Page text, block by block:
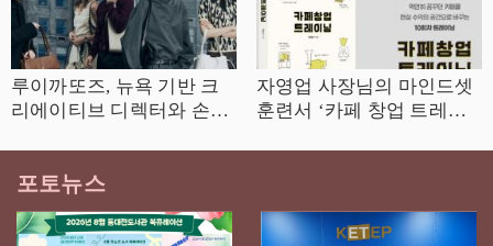
루이까또즈, 뉴욕 기반 크
리에이티브 디렉터와 손잡
자영업 사장님의 마인드셋
훈련서 ‘카페 창업 트레이
포토뉴스